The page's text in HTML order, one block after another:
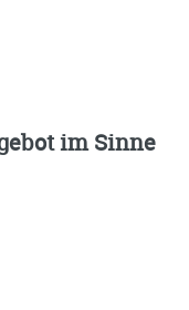
im Sinne